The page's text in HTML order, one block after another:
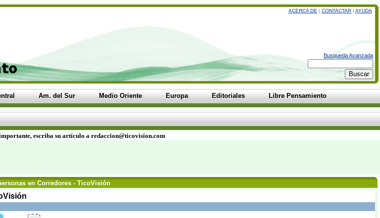
ACERCA DE | CONTACTAR | AYUDA
Busqueda Avanzada
Am. del Sur Medio Oriente Europa Editoriales Libre Pensamiento
escriba su artículo a redaccion@ticovision.com
en Corredores - TicoVisión